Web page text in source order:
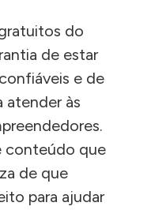
do
de estar
e de
atender às
conteúdo que
de que
para ajudar